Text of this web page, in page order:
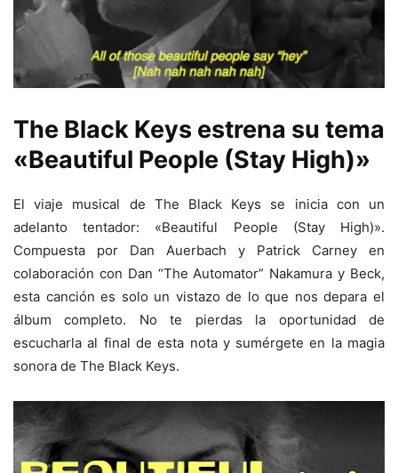
The Black Keys estrena su tema
«Beautiful People (Stay High)»
El viaje musical de The Black Keys se inicia con un
adelanto tentador: «Beautiful People (Stay High)».
Compuesta por Dan Auerbach y Patrick Carney en
colaboración con Dan “The Automator” Nakamura y Beck,
esta canción es solo un vistazo de lo que nos depara el
álbum completo. No te pierdas la oportunidad de
escucharla al final de esta nota y sumérgete en la magia
sonora de The Black Keys.